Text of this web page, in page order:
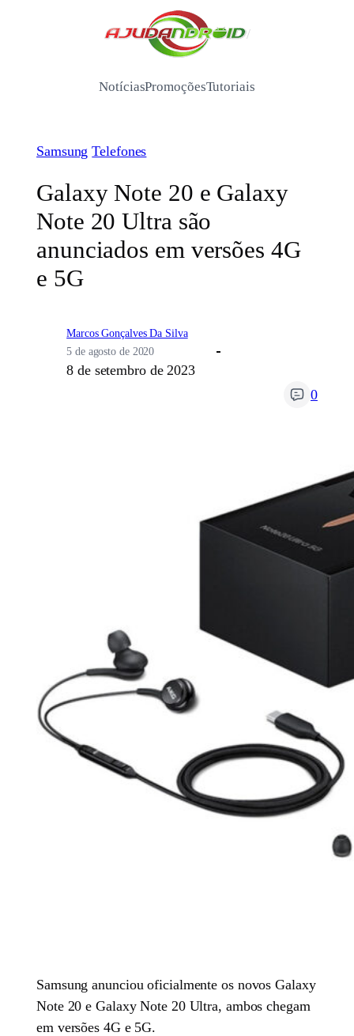
/
NotíciasPromoçõesTutoriais
Samsung Telefones
Galaxy Note 20 e Galaxy
Note 20 Ultra são
anunciados em versões 4G
e 5G
Marcos Gonçalves Da Silva
5 de agosto de 2020
8 de setembro de 2023
0
Samsung anunciou oficialmente os novos Galaxy
Note 20 e Galaxy Note 20 Ultra, ambos chegam
em versões 4G e 5G.